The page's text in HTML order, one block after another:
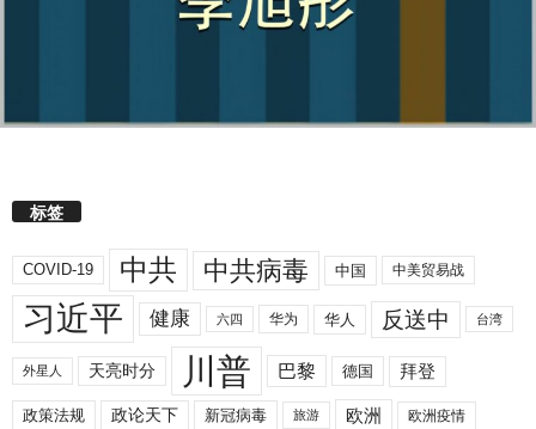
标签
COVID-19 中共 中共病毒 中国 中美贸易战
习近平 健康 六四 华为 华人 反送中 台湾
外星人 天亮时分 川普 巴黎 德国 拜登
政策法规 政论天下 新冠病毒 旅游 欧洲 欧洲疫情